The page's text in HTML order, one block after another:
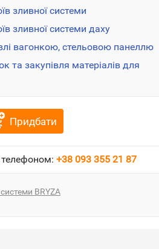
зливної системи
зливної системи даху
вагонкою, стельовою панеллю
та закупівля матеріалів для
Придбати
+38 093 355 21 87
системи BRYZA